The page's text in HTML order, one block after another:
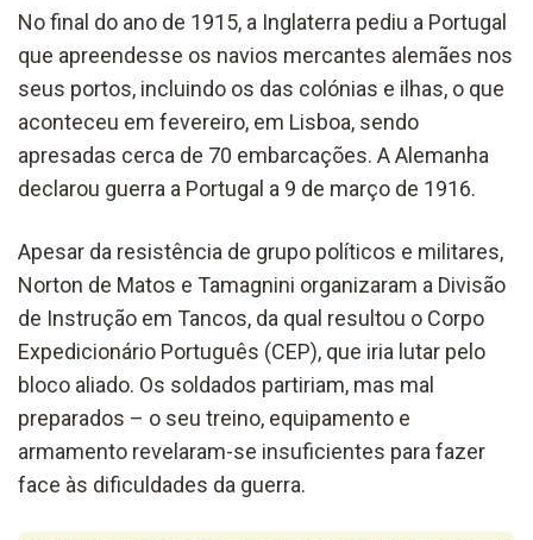
No final do ano de 1915, a Inglaterra pediu a Portugal
que apreendesse os navios mercantes alemães nos
seus portos, incluindo os das colónias e ilhas, o que
aconteceu em fevereiro, em Lisboa, sendo
apresadas cerca de 70 embarcações. A Alemanha
declarou guerra a Portugal a 9 de março de 1916.
Apesar da resistência de grupo políticos e militares,
Norton de Matos e Tamagnini organizaram a Divisão
de Instrução em Tancos, da qual resultou o Corpo
Expedicionário Português (CEP), que iria lutar pelo
bloco aliado. Os soldados partiriam, mas mal
preparados – o seu treino, equipamento e
armamento revelaram-se insuficientes para fazer
face às dificuldades da guerra.